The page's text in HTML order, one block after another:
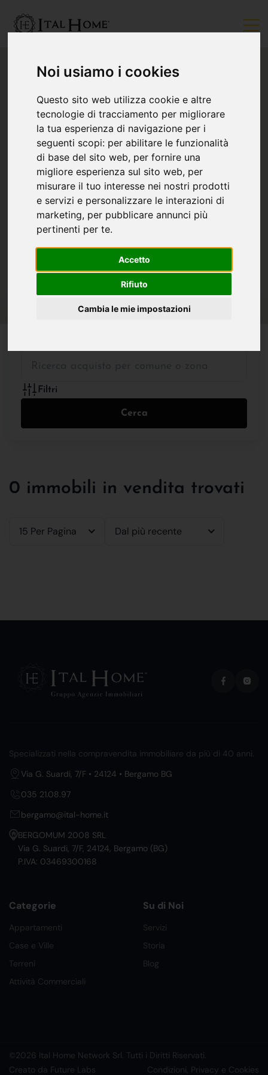
Noi usiamo i cookies
Questo sito web utilizza cookie e altre
tecnologie di tracciamento per migliorare
la tua esperienza di navigazione per i
seguenti scopi: per abilitare le funzionalità
di base del sito web, per fornire una
migliore esperienza sul sito web, per
misurare il tuo interesse nei nostri prodotti
e servizi e personalizzare le interazioni di
marketing, per pubblicare annunci più
pertinenti per te.
Accetto
Rifiuto
Cambia le mie impostazioni
Filtri
Cerca
0 immobili in vendita trovati
15 Per Pagina Dal più recente
Specializzati nella compravendita immobiliare da più di 40 anni.
Via G. Suardi, 7/F • 24124 • Bergamo BG
035 21.08.97
bergamo@ital-home.it
BERGOMUM 2008 SRL
Via G. Suardi, 7/F, 24124, Bergamo (BG)
P.IVA: 03469300168
Categorie
Appartamenti
Case e Ville
Terreni
Attività Commerciali
Su di Noi
Servizi
Storia
Blog
©2026 Ital Home Network Srl. Tutti i Diritti Riservati.
Creato da Future Labs
Condizioni, Privacy e Cookies